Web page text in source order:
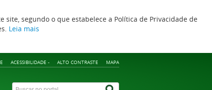
site, segundo o que estabelece a Política de Privacidade de
Leia mais
ACESSIBILIDADE - ALTO CONTRASTE MAPA